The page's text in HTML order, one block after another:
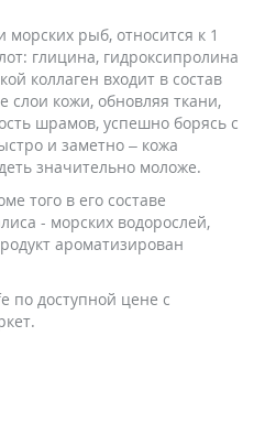
рыб, относится к 1
глицина, гидроксипролина
коллаген входит в состав
слои кожи, обновляя ткани,
шрамов, успешно борясь с
и заметно – кожа
значительно моложе.
того в его составе
- морских водорослей,
ароматизирован
по доступной цене с